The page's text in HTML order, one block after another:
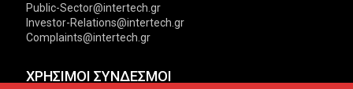
Public-Sector@intertech.gr
Investor-Relations@intertech.gr
Complaints@intertech.gr
ΧΡΗΣΙΜΟΙ ΣΥΝΔΕΣΜΟΙ